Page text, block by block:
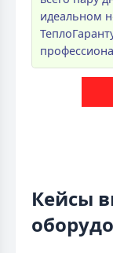
идеальном
Кейсы